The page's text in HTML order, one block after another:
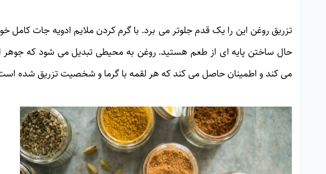
تزریق روغن این را یک قدم جلوتر می برد. با گرم کردن ملایم ادویه جات
حال ساختن پایه ای از طعم هستید. روغن به محیطی تبدیل می شود که جوهر
می کند و اطمینان حاصل می کند که هر لقمه با گرما و شخصیت تزریق شده